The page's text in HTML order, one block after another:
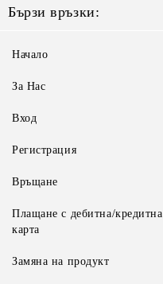
Бързи връзки:
Начало
За Нас
Вход
Регистрация
Връщане
Плащане с дебитна/кредитна
карта
Замяна на продукт